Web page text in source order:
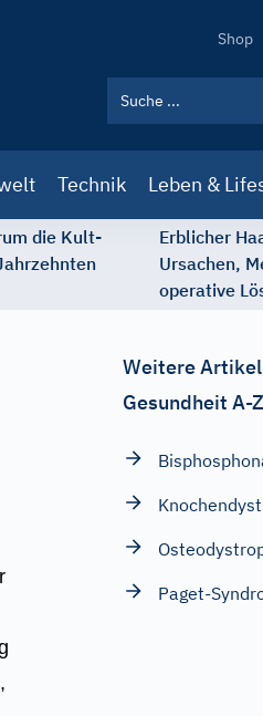
Shop
Technik Leben &
die Kult-
Erblicher
Ursachen,
operative
Weitere
Gesundheit A-Z
Paget-